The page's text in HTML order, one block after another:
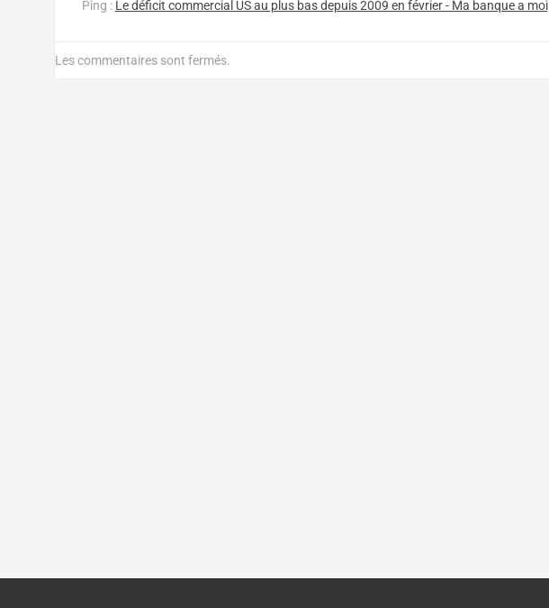
Ping : Le déficit commercial US au plus bas depuis 2009 en février - Ma banque a moi
Les commentaires sont fermés.